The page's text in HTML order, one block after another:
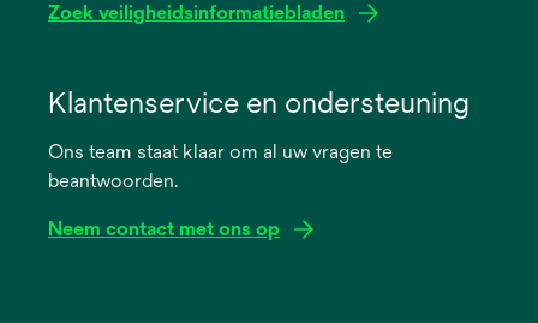
Zoek veiligheidsinformatiebladen
new
Klantenservice en ondersteuning
Ons team staat klaar om al uw vragen te
beantwoorden.
Neem contact met ons op